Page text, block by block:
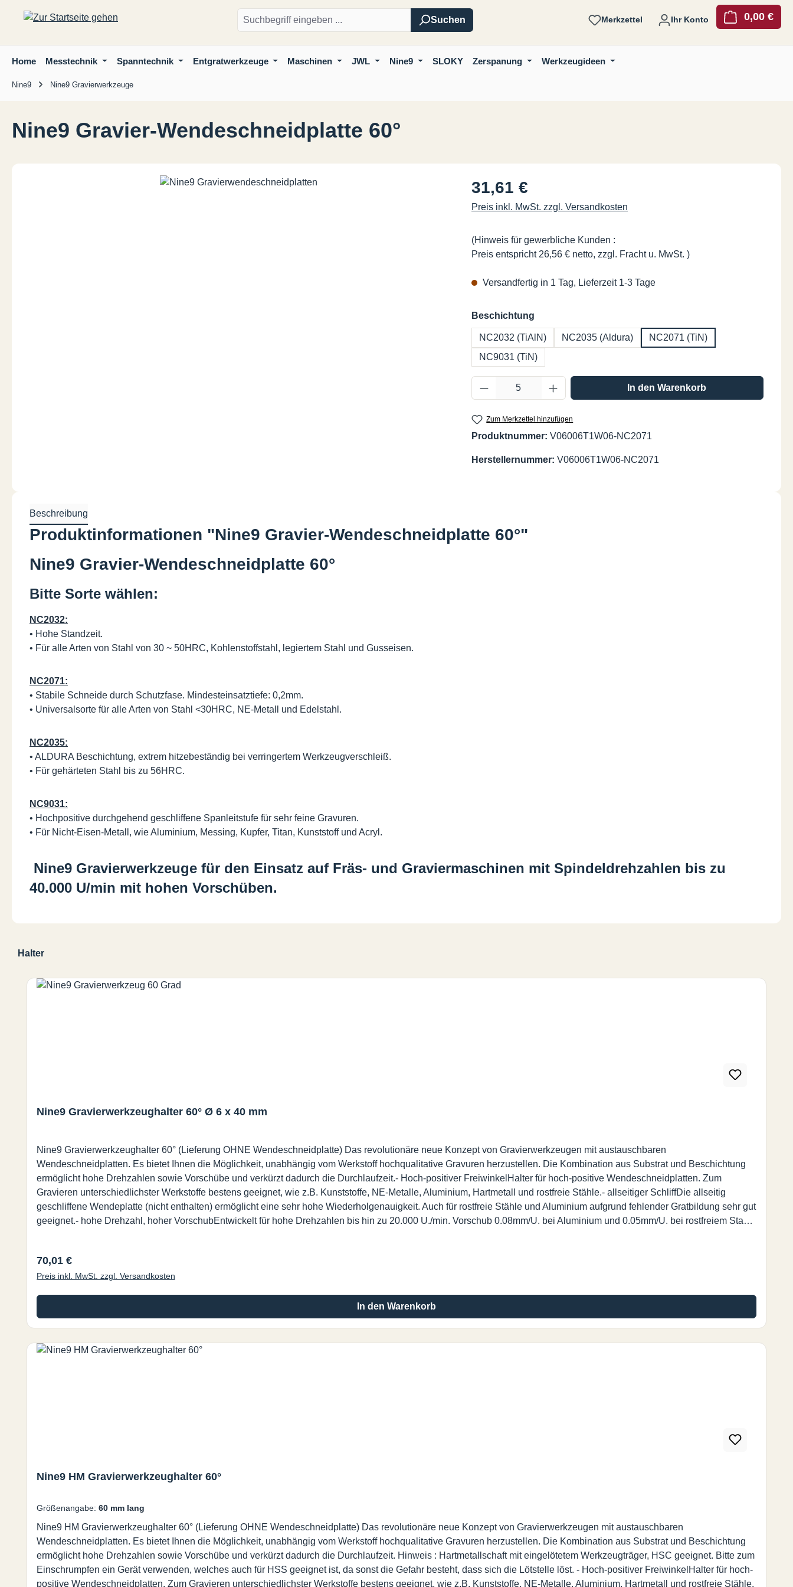
Hauptinhalt springen
Zur Suche springen
Zur Hauptnavigation springen
Suchen Merkzettel Ihr Konto 0,00 €
Home Messtechnik Spanntechnik Entgratwerkzeuge Maschinen JWL Nine9 SLOKY Zerspanung Werkzeugideen
Nine9 Nine9 Gravierwerkzeuge
Nine9 Gravier-Wendeschneidplatte 60°
Regulärer Preis:
31,61 €
Preis inkl. MwSt. zzgl. Versandkosten
(Hinweis für gewerbliche Kunden :
Preis entspricht 26,56 € netto, zzgl. Fracht u. MwSt. )
Versandfertig in 1 Tag, Lieferzeit 1-3 Tage
Beschichtung
NC2032 (TiAlN) NC2035 (Aldura)
NC2071 (TiN)
NC9031 (TiN)
Produkt Anzahl: Gib den gewünschten Wert ein
In den Warenkorb
Zum Merkzettel hinzufügen
Produktnummer: V06006T1W06-NC2071
Herstellernummer: V06006T1W06-NC2071
Beschreibung
Produktinformationen "Nine9 Gravier-Wendeschneidplatte 60°"
Nine9 Gravier-Wendeschneidplatte 60°
Bitte Sorte wählen:
NC2032:
• Hohe Standzeit.
• Für alle Arten von Stahl von 30 ~ 50HRC, Kohlenstoffstahl, legiertem Stahl und Gusseisen.
NC2071:
• Stabile Schneide durch Schutzfase. Mindesteinsatztiefe: 0,2mm.
• Universalsorte für alle Arten von Stahl <30HRC, NE-Metall und Edelstahl.
NC2035:
• ALDURA Beschichtung, extrem hitzebeständig bei verringertem Werkzeugverschleiß.
• Für gehärteten Stahl bis zu 56HRC.
NC9031:
• Hochpositive durchgehend geschliffene Spanleitstufe für sehr feine Gravuren.
• Für Nicht-Eisen-Metall, wie Aluminium, Messing, Kupfer, Titan, Kunststoff und Acryl.
Nine9 Gravierwerkzeuge für den Einsatz auf Fräs- und Graviermaschinen mit Spindeldrehzahlen bis zu
40.000 U/min mit hohen Vorschüben.
Halter
Nine9 Gravierwerkzeughalter 60° Ø 6 x 40 mm
Nine9 Gravierwerkzeughalter 60° (Lieferung OHNE Wendeschneidplatte) Das revolutionäre neue Konzept von Gravierwerkzeugen mit austauschbaren
Wendeschneidplatten. Es bietet Ihnen die Möglichkeit, unabhängig vom Werkstoff hochqualitative Gravuren herzustellen. Die Kombination aus Substrat und Beschichtung
ermöglicht hohe Drehzahlen sowie Vorschübe und verkürzt dadurch die Durchlaufzeit.- Hoch-positiver FreiwinkelHalter für hoch-positive Wendeschneidplatten. Zum
Gravieren unterschiedlichster Werkstoffe bestens geeignet, wie z.B. Kunststoffe, NE-Metalle, Aluminium, Hartmetall und rostfreie Stähle.- allseitiger SchliffDie allseitig
geschliffene Wendeplatte (nicht enthalten) ermöglicht eine sehr hohe Wiederholgenauigkeit. Auch für rostfreie Stähle und Aluminium aufgrund fehlender Gratbildung sehr gut
geeignet.- hohe Drehzahl, hoher VorschubEntwickelt für hohe Drehzahlen bis hin zu 20.000 U./min. Vorschub 0.08mm/U. bei Aluminium und 0.05mm/U. bei rostfreiem Stahl -
Regulärer Preis:
70,01 €
Preis inkl. MwSt. zzgl. Versandkosten
In den Warenkorb
Nine9 HM Gravierwerkzeughalter 60°
Größenangabe: 60 mm lang
Nine9 HM Gravierwerkzeughalter 60° (Lieferung OHNE Wendeschneidplatte) Das revolutionäre neue Konzept von Gravierwerkzeugen mit austauschbaren
Wendeschneidplatten. Es bietet Ihnen die Möglichkeit, unabhängig vom Werkstoff hochqualitative Gravuren herzustellen. Die Kombination aus Substrat und Beschichtung
ermöglicht hohe Drehzahlen sowie Vorschübe und verkürzt dadurch die Durchlaufzeit. Hinweis : Hartmetallschaft mit eingelötetem Werkzeugträger, HSC geeignet. Bitte zum
Einschrumpfen ein Gerät verwenden, welches auch für HSS geeignet ist, da sonst die Gefahr besteht, dass sich die Lötstelle löst. - Hoch-positiver FreiwinkelHalter für hoch-
positive Wendeschneidplatten. Zum Gravieren unterschiedlichster Werkstoffe bestens geeignet, wie z.B. Kunststoffe, NE-Metalle, Aluminium, Hartmetall und rostfreie Stähle.